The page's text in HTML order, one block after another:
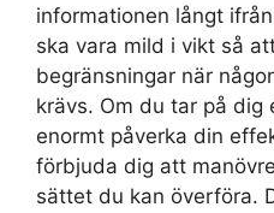
informationen långt
ska vara mild i vikt så
begränsningar när
krävs. Om du tar på dig
enormt påverka din
förbjuda dig att
sättet du kan överföra.